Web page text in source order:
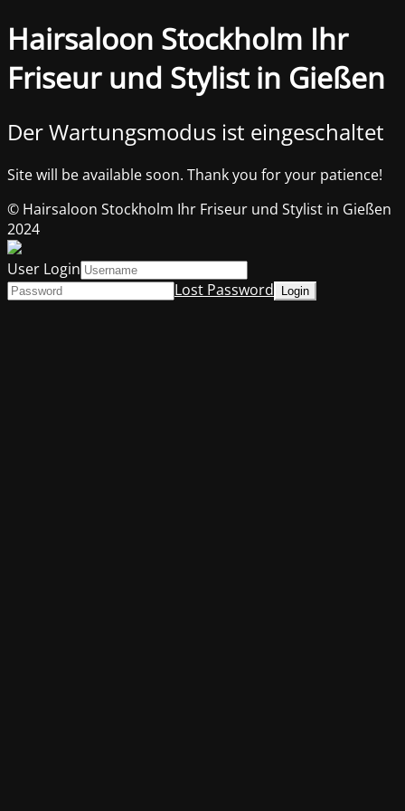
Hairsaloon Stockholm Ihr
Friseur und Stylist in Gießen
Der Wartungsmodus ist eingeschaltet
Site will be available soon. Thank you for your patience!
© Hairsaloon Stockholm Ihr Friseur und Stylist in Gießen
2024
User Login
Lost Password